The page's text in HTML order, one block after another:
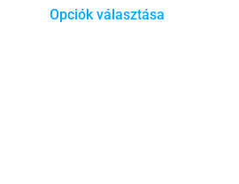
Opciók választása